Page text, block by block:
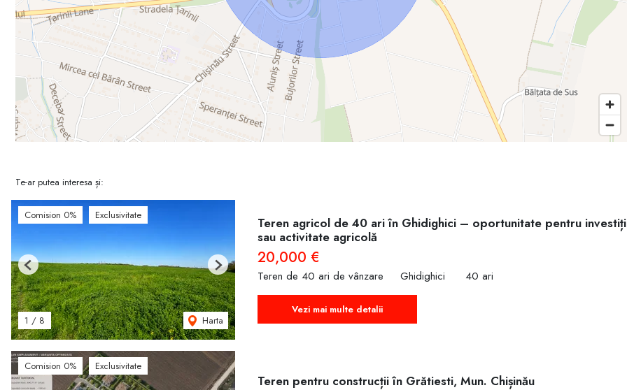
Te-ar putea interesa și:
Comision 0% Exclusivitate
1 / 8 Harta
Previous Next
Teren agricol de 40 ari în Ghidighici – oportunitate pentru
sau activitate agricolă
20,000 €
Teren de 40 ari de vânzare Ghidighici 40 ari
Vezi mai multe detalii
Comision 0% Exclusivitate
Teren pentru construcții în Grătiesti, Mun. Chișinău